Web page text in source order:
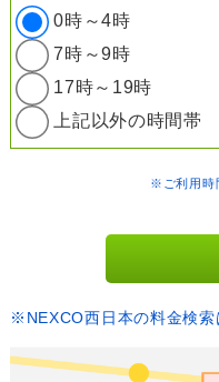
0時～4時
7時～9時
17時～19時
上記以外の時間帯
※ご利用
※NEXCO西日本の料金検索